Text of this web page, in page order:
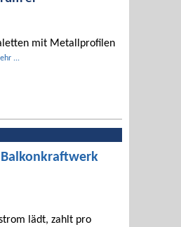
mit Metallprofilen
...
Balkonkraftwerk
lädt, zahlt pro